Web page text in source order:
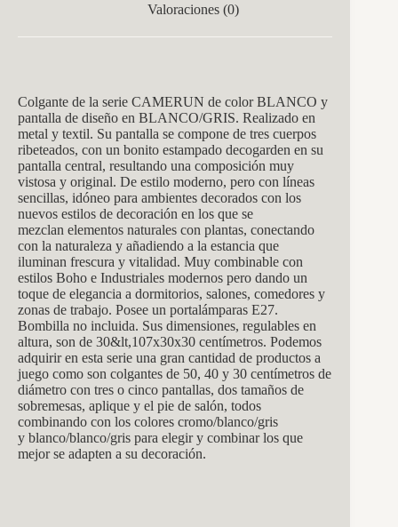
Valoraciones (0)
Colgante de la serie CAMERUN de color BLANCO y
pantalla de diseño en BLANCO/GRIS. Realizado en
metal y textil. Su pantalla se compone de tres cuerpos
ribeteados, con un bonito estampado decogarden en su
pantalla central, resultando una composición muy
vistosa y original. De estilo moderno, pero con líneas
sencillas, idóneo para ambientes decorados con los
nuevos estilos de decoración en los que se
mezclan elementos naturales con plantas, conectando
con la naturaleza y añadiendo a la estancia que
iluminan frescura y vitalidad. Muy combinable con
estilos Boho e Industriales modernos pero dando un
toque de elegancia a dormitorios, salones, comedores y
zonas de trabajo. Posee un portalámparas E27.
Bombilla no incluida. Sus dimensiones, regulables en
altura, son de 30&lt,107x30x30 centímetros. Podemos
adquirir en esta serie una gran cantidad de productos a
juego como son colgantes de 50, 40 y 30 centímetros de
diámetro con tres o cinco pantallas, dos tamaños de
sobremesas, aplique y el pie de salón, todos
combinando con los colores cromo/blanco/gris
y blanco/blanco/gris para elegir y combinar los que
mejor se adapten a su decoración.